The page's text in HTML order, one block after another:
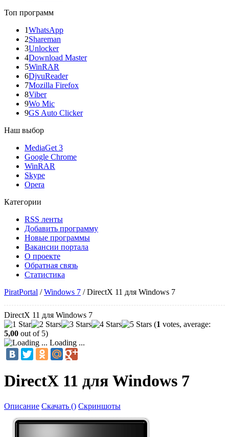
Топ программ
1WhatsApp
2Shareman
3Unlocker
4Download Master
5WinRAR
6DjvuReader
7Mozilla Firefox
8Viber
9Wo Mic
9GS Auto Clicker
Наш выбор
MediaGet 3
Google Chrome
WinRAR
Skype
Opera
Категории
RSS ленты
Добавить программу
Новые программы
Вакансии портала
О проекте
Обратная связь
Статистика
PiratPortal /Windows 7 /DirectX 11 для Windows 7
DirectX 11 для Windows 7
(1 votes, average:
5,00 out of 5)
Loading ...
DirectX 11 для Windows 7
Описание Скачать () Скриншоты